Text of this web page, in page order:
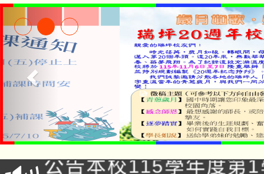
淨零綠領人才培育課程
公告本校115學年度第